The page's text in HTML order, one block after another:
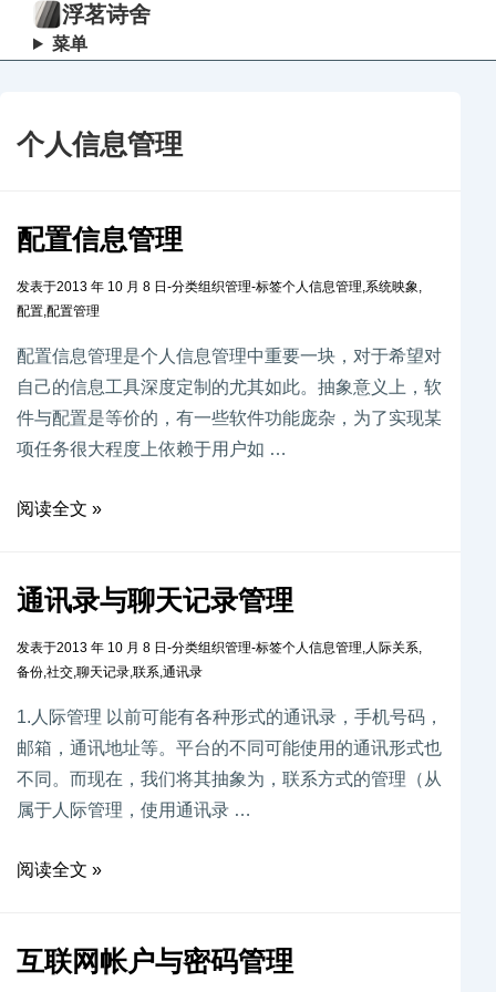
浮茗诗舍
菜单
个人信息管理
配置信息管理
发表于2013 年 10 月 8 日 -分类组织管理-标签个人信息管理,系统映象,
配置,配置管理
配置信息管理是个人信息管理中重要一块，对于希望对
自己的信息工具深度定制的尤其如此。抽象意义上，软
件与配置是等价的，有一些软件功能庞杂，为了实现某
项任务很大程度上依赖于用户如 …
阅读全文 »
通讯录与聊天记录管理
发表于2013 年 10 月 8 日 -分类组织管理-标签个人信息管理,人际关系,
备份,社交,聊天记录,联系,通讯录
1.人际管理 以前可能有各种形式的通讯录，手机号码，
邮箱，通讯地址等。平台的不同可能使用的通讯形式也
不同。而现在，我们将其抽象为，联系方式的管理（从
属于人际管理，使用通讯录 …
阅读全文 »
互联网帐户与密码管理